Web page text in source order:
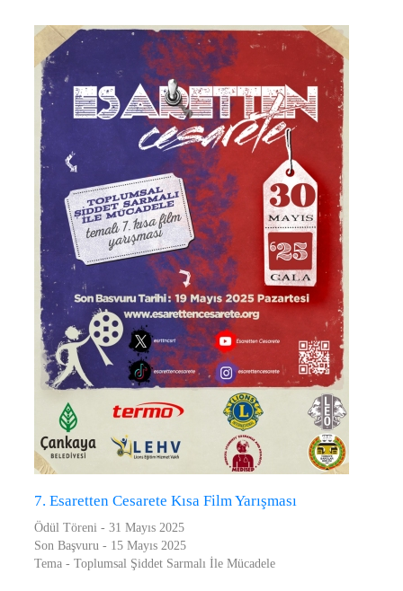
7. Esaretten Cesarete Kısa Film Yarışması
Ödül Töreni - 31 Mayıs 2025
Son Başvuru - 15 Mayıs 2025
Tema - Toplumsal Şiddet Sarmalı İle Mücadele